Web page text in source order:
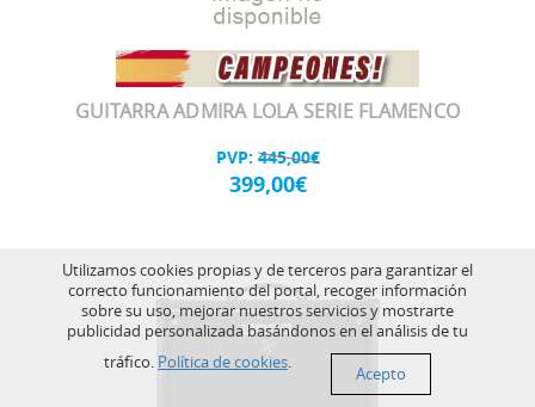
GUITARRA ADMIRA LOLA SERIE FLAMENCO
PVP: 445,00€
399,00€
Utilizamos cookies propias y de terceros para garantizar el
correcto funcionamiento del portal, recoger información
sobre su uso, mejorar nuestros servicios y mostrarte
publicidad personalizada basándonos en el análisis de tu
tráfico. Política de cookies.
Acepto